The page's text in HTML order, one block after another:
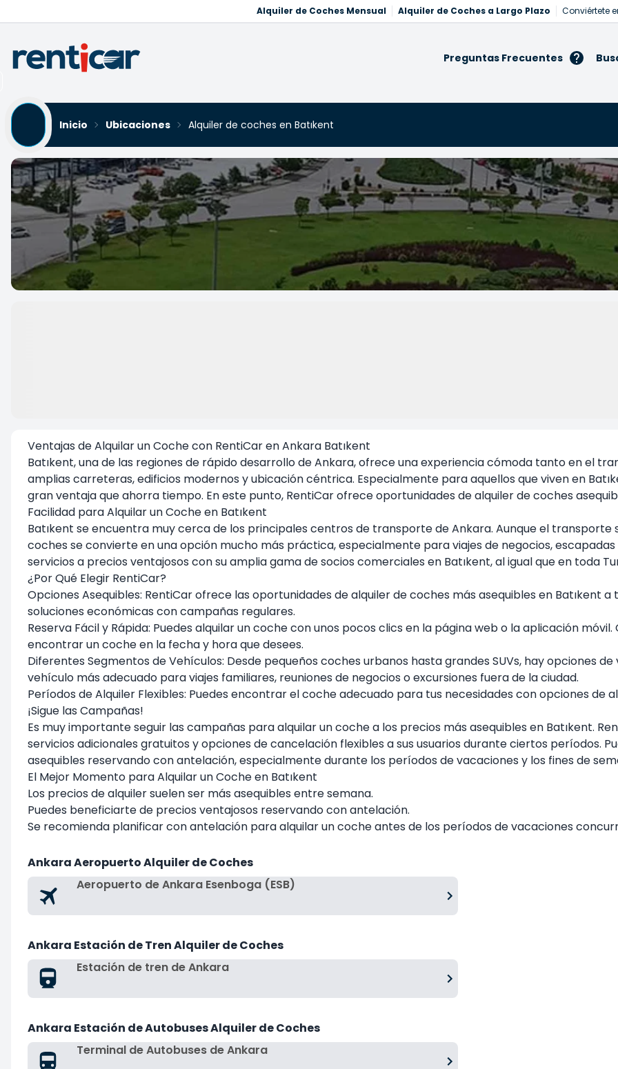
Alquiler de Coches Mensual Alquiler de Coches a Largo Plazo Conviértete
Preguntas Frecuentes
Inicio Ubicaciones Alquiler de coches en Batıkent
Ventajas de Alquilar un Coche con RentiCar en Ankara Batıkent
Batıkent, una de las regiones de rápido desarrollo de Ankara, ofrece una experiencia cómoda tanto en el
amplias carreteras, edificios modernos y ubicación céntrica. Especialmente para aquellos que viven en
gran ventaja que ahorra tiempo. En este punto, RentiCarofrece oportunidades de alquiler de coches
Facilidad para Alquilar un Coche en Batıkent
Batıkent se encuentra muy cerca de los principales centros de transporte de Ankara. Aunque el transporte
coches se convierte en una opción mucho más práctica, especialmente para viajes de negocios,
servicios a precios ventajosos con su amplia gama de socios comerciales en Batıkent, al igual que en toda
¿Por Qué Elegir RentiCar?
Opciones Asequibles: RentiCar ofrece las oportunidades de alquiler de coches más asequibles en Batıkent
soluciones económicas con campañas regulares.
Reserva Fácil y Rápida: Puedes alquilar un coche con unos pocos clics en la página web o la aplicación
encontrar un coche en la fecha y hora que desees.
Diferentes Segmentos de Vehículos: Desde pequeños coches urbanos hasta grandes SUVs, hay opciones
vehículo más adecuado para viajes familiares, reuniones de negocios o excursiones fuera de la ciudad.
Períodos de Alquiler Flexibles: Puedes encontrar el coche adecuado para tus necesidades con opciones de
¡Sigue las Campañas!
Es muy importante seguir las campañas para alquilar un coche a los precios más asequibles en Batıkent.
servicios adicionales gratuitos y opciones de cancelación flexibles a sus usuarios durante ciertos períodos.
asequibles reservando con antelación, especialmente durante los períodos de vacaciones y los fines de
El Mejor Momento para Alquilar un Coche en Batıkent
Los precios de alquiler suelen ser más asequibles entre semana.
Puedes beneficiarte de precios ventajosos reservando con antelación.
Se recomienda planificar con antelación para alquilar un coche antes de los períodos de vacaciones
Ankara Aeropuerto Alquiler de Coches
Aeropuerto de Ankara Esenboga (ESB)
Ankara Estación de Tren Alquiler de Coches
Estación de tren de Ankara
Ankara Estación de Autobuses Alquiler de Coches
Terminal de Autobuses de Ankara